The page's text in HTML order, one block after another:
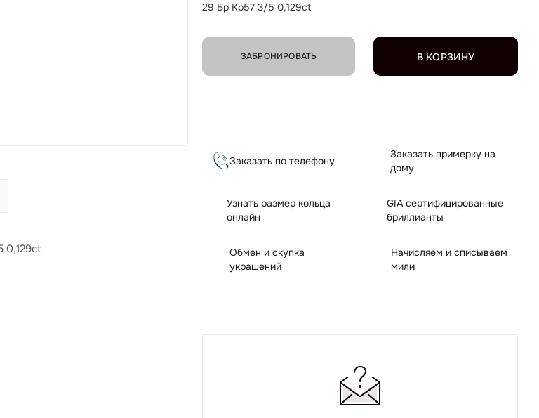
0,129ct
В КОРЗИНУ
29 Бр Кр57 3/5 0,129ct
ЗАБРОНИРОВАТЬ
Заказать по телефону
Заказать примерку на
дому
Узнать размер кольца
онлайн
GIA сертифицированные
бриллианты
Обмен и скупка
украшений
Начисляем и списываем
мили